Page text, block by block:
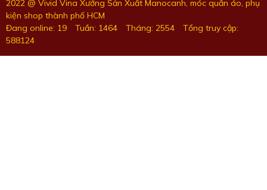
2022 @ Vivid Vina Xưởng Sản Xuất Manocanh, móc quần áo, phụ
kiện shop thành phố HCM
Đang online: 19
Tuần: 1464 Tháng: 2554
Tổng truy cập:
588124